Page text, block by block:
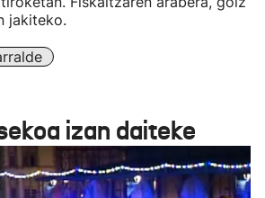
jakiteko.
izan daiteke